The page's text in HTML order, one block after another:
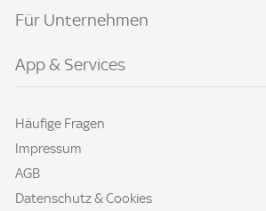
Für Unternehmen
App & Services
Häufige Fragen
Impressum
AGB
Datenschutz & Cookies